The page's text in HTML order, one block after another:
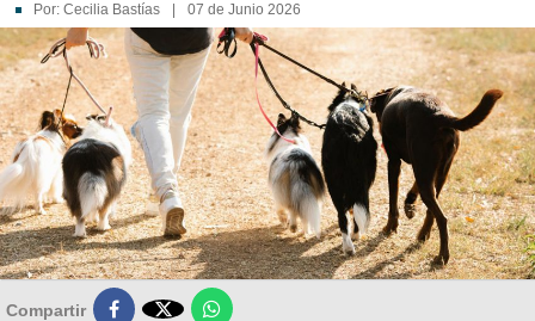
Por: Cecilia Bastías 07 de Junio 2026
Compartir 